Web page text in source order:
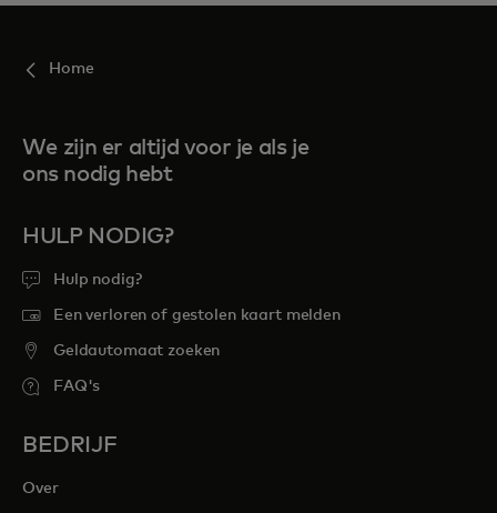
Home
We zijn er altijd voor je als je
ons nodig hebt
HULP NODIG?
Hulp nodig?
Een verloren of gestolen kaart melden
Geldautomaat zoeken
FAQ's
BEDRIJF
Over